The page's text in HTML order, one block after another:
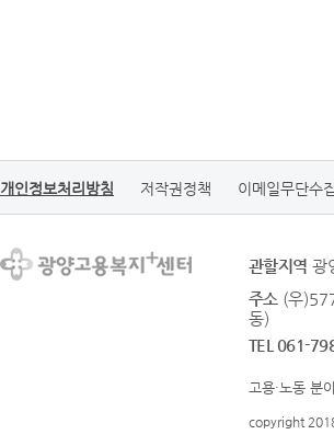
개인정보처리방침 저작권정책 이메일무단수
관할지역 광
주소 (우
동)
TEL 061-
고용·노동 분
copyright